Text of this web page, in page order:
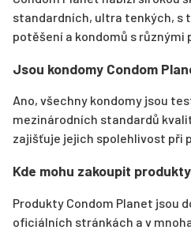
standardních, ultra tenkých, s
potěšení a kondomů s různými
Jsou kondomy Condom
Ano, všechny kondomy jsou
mezinárodních standardů
zajišťuje jejich spolehlivost při
Kde mohu zakoupit
Produkty Condom Planet jsou
oficiálních stránkách a v